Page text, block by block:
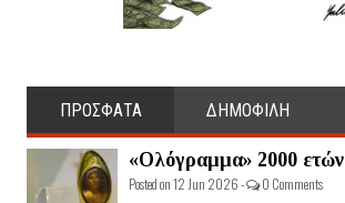
ΠΡΟΣΦΑΤΑ ΔΗΜΟΦΙΛΗ
«Ολόγραμμα» 2000 ετών
Posted on 12 Jun 2026 - 0 Comments